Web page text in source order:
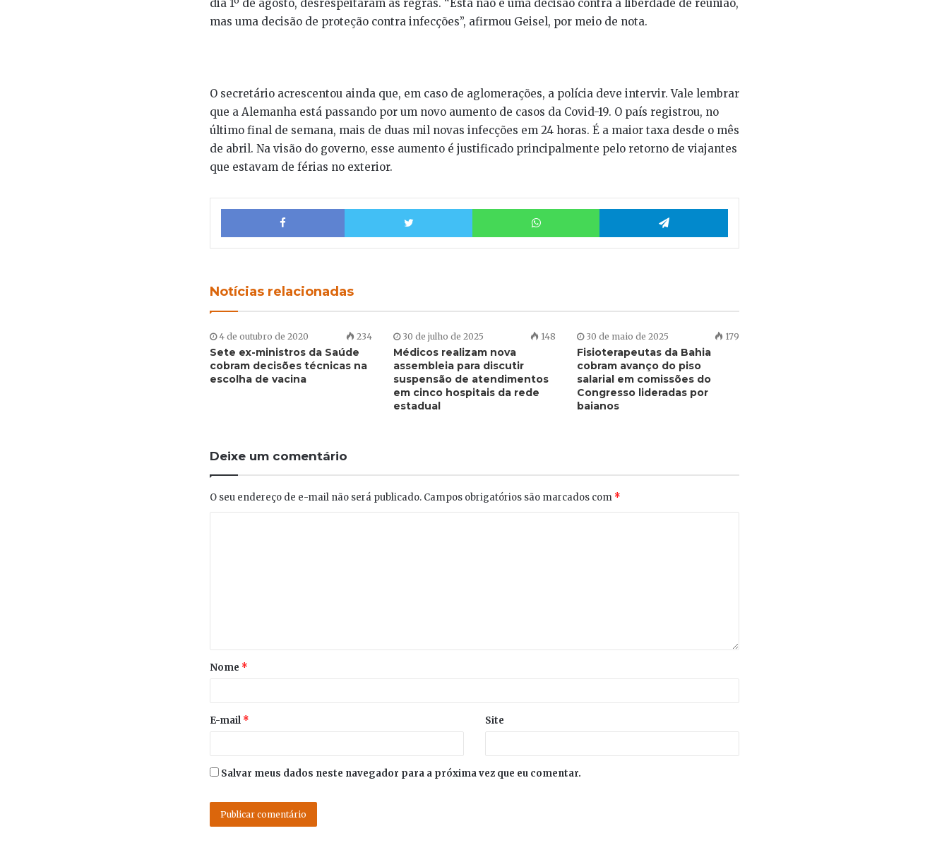
dia 1º de agosto, desrespeitaram as regras. “Esta não é uma decisão contra a liberdade de reunião,
mas uma decisão de proteção contra infecções”, afirmou Geisel, por meio de nota.
O secretário acrescentou ainda que, em caso de aglomerações, a polícia deve intervir. Vale lembrar
que a Alemanha está passando por um novo aumento de casos da Covid-19. O país registrou, no
último final de semana, mais de duas mil novas infecções em 24 horas. É a maior taxa desde o mês
de abril. Na visão do governo, esse aumento é justificado principalmente pelo retorno de viajantes
que estavam de férias no exterior.
Facebook Twitter WhatsApp Telegram
Notícias relacionadas
4 de outubro de 2020 234
Sete ex-ministros da Saúde
cobram decisões técnicas na
escolha de vacina
30 de julho de 2025 148
Médicos realizam nova
assembleia para discutir
suspensão de atendimentos
em cinco hospitais da rede
estadual
30 de maio de 2025 179
Fisioterapeutas da Bahia
cobram avanço do piso
salarial em comissões do
Congresso lideradas por
baianos
Deixe um comentário
O seu endereço de e-mail não será publicado. Campos obrigatórios são marcados com *
Nome *
E-mail * Site
Salvar meus dados neste navegador para a próxima vez que eu comentar.